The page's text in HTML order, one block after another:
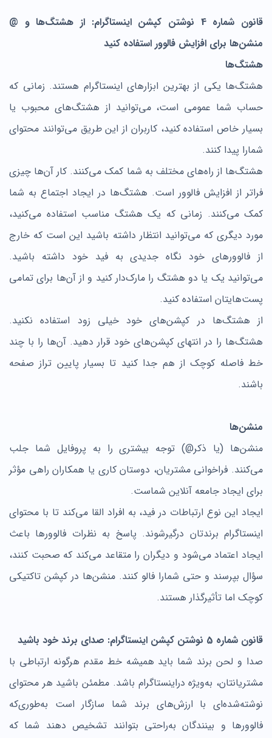
قانون شماره 4 نوشتن کپشن اینستاگرام: از هشتگ‌ها و @
منشن‌ها برای افزایش فالوور استفاده کنید
هشتگ‌ها
هشتگ‌ها یکی از بهترین ابزارهای اینستاگرام هستند. زمانی که
حساب شما عمومی است، می‌توانید از هشتگ‌های محبوب یا
بسیار خاص استفاده کنید، کاربران از این طریق می‌توانند محتوای
شمارا پیدا کنند.
هشتگ‌ها از راه‌های مختلف به شما کمک می‌کنند. کار آن‌ها چیزی
فراتر از افزایش فالوور است. هشتگ‌ها در ایجاد اجتماع به شما
کمک می‌کنند. زمانی که یک هشتگ مناسب استفاده می‌کنید،
مورد دیگری که می‌توانید انتظار داشته باشید این است که خارج
از فالوورهای خود نگاه جدیدی به فید خود داشته باشید.
می‌توانید یک یا دو هشتگ را مارک‌دار کنید و از آن‌ها برای تمامی
پست‌هایتان استفاده کنید.
از هشتگ‌ها در کپشن‌های خود خیلی زود استفاده نکنید.
هشتگ‌ها را در انتهای کپشن‌های خود قرار دهید. آن‌ها را با چند
خط فاصله کوچک از هم جدا کنید تا بسیار پایین تراز صفحه
باشند.
منشن‌ها
منشن‌ها (یا ذکر@) توجه بیشتری را به پروفایل شما جلب
می‌کنند. فراخوانی مشتریان، دوستان کاری یا همکاران راهی مؤثر
برای ایجاد جامعه آنلاین شماست.
ایجاد این نوع ارتباطات در فید، به افراد القا می‌کند تا با محتوای
اینستاگرام برندتان درگیرشوند. پاسخ به نظرات فالوورها باعث
ایجاد اعتماد می‌شود و دیگران را متقاعد می‌کند که صحبت کنند،
سؤال بپرسند و حتی شمارا فالو کنند. منشن‌ها در کپشن تاکتیکی
کوچک اما تأثیرگذار هستند.
قانون شماره 5 نوشتن کپشن اینستاگرام: صدای برند خود باشید
صدا و لحن برند شما باید همیشه خط مقدم هرگونه ارتباطی با
مشتریانتان، به‌ویژه دراینستاگرام باشد. مطمئن باشید هر محتوای
نوشته‌شده‌ای با ارزش‌های برند شما سازگار است به‌طوری‌که
فالوورها و بینندگان به‌راحتی بتوانند تشخیص دهند شما که